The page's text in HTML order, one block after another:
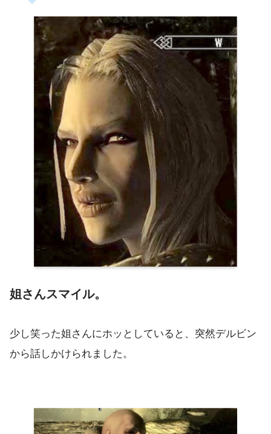
姐さんスマイル。
少し笑った姐さんにホッとしていると、突然デルビン
から話しかけられました。